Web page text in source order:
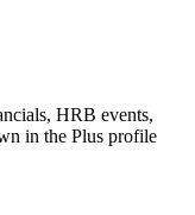
HRB events,
in the Plus profile